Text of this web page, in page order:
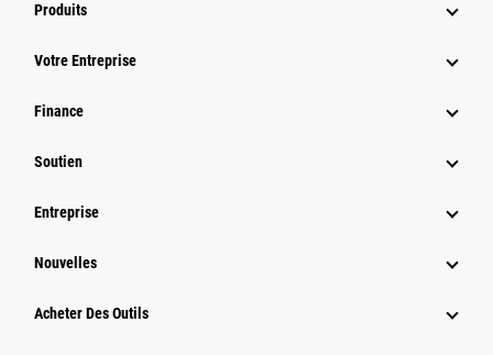
Produits
Votre Entreprise
Finance
Soutien
Entreprise
Nouvelles
Acheter Des Outils